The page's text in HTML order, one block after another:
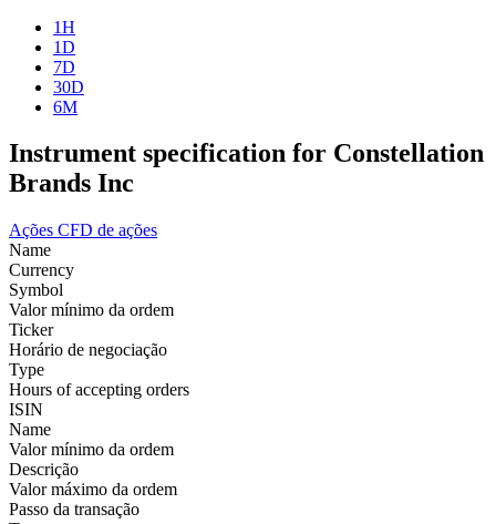
1H
1D
7D
30D
6M
Instrument specification for Constellation
Brands Inc
Ações CFD de ações
Name
Currency
Symbol
Valor mínimo da ordem
Ticker
Horário de negociação
Type
Hours of accepting orders
ISIN
Name
Valor mínimo da ordem
Descrição
Valor máximo da ordem
Passo da transação